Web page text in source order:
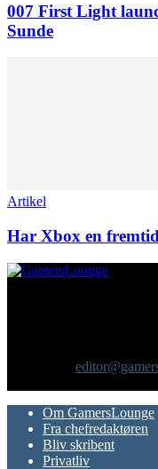
007 First Light
Sunde
Artikel
Har Xbox en
Om GamersLounge
Fra chefredaktøren
Bliv skribent
Privatliv